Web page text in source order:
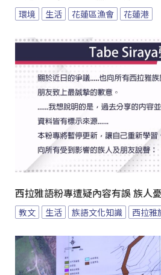
環境 生活 花蓮區漁會 花蓮港
西拉雅語粉專遭疑內容有誤 族人
教文 生活 族語文化知識 西拉雅